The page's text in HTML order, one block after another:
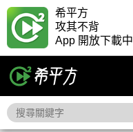
希平方
攻其不背
App 開放下載中